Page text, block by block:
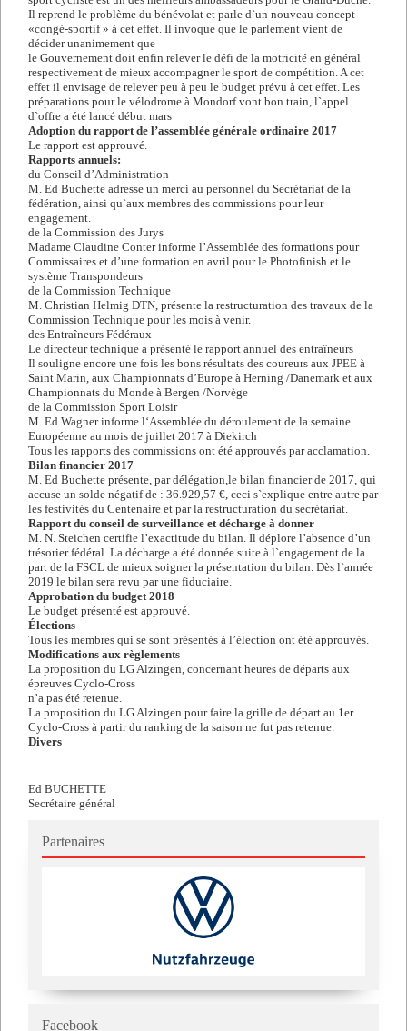
Il reprend le problème du bénévolat et parle d`un nouveau concept
«congé-sportif » à cet effet. Il invoque que le parlement vient de
décider unanimement que
le Gouvernement doit enfin relever le défi de la motricité en général
respectivement de mieux accompagner le sport de compétition. A cet
effet il envisage de relever peu à peu le budget prévu à cet effet. Les
préparations pour le vélodrome à Mondorf vont bon train, l`appel
d`offre a été lancé début mars
Adoption du rapport de l’assemblée générale ordinaire 2017
Le rapport est approuvé.
Rapports annuels:
du Conseil d’Administration
M. Ed Buchette adresse un merci au personnel du Secrétariat de la
fédération, ainsi qu`aux membres des commissions pour leur
engagement.
de la Commission des Jurys
Madame Claudine Conter informe l’Assemblée des formations pour
Commissaires et d’une formation en avril pour le Photofinish et le
système Transpondeurs
de la Commission Technique
M. Christian Helmig DTN, présente la restructuration des travaux de la
Commission Technique pour les mois à venir.
des Entraîneurs Fédéraux
Le directeur technique a présenté le rapport annuel des entraîneurs
Il souligne encore une fois les bons résultats des coureurs aux JPEE à
Saint Marin, aux Championnats d’Europe à Herning /Danemark et aux
Championnats du Monde à Bergen /Norvège
de la Commission Sport Loisir
M. Ed Wagner informe l‘Assemblée du déroulement de la semaine
Européenne au mois de juillet 2017 à Diekirch
Tous les rapports des commissions ont été approuvés par acclamation.
Bilan financier 2017
M. Ed Buchette présente, par délégation,le bilan financier de 2017, qui
accuse un solde négatif de : 36.929,57 €, ceci s`explique entre autre par
les festivités du Centenaire et par la restructuration du secrétariat.
Rapport du conseil de surveillance et décharge à donner
M. N. Steichen certifie l’exactitude du bilan. Il déplore l’absence d’un
trésorier fédéral. La décharge a été donnée suite à l`engagement de la
part de la FSCL de mieux soigner la présentation du bilan. Dès l`année
2019 le bilan sera revu par une fiduciaire.
Approbation du budget 2018
Le budget présenté est approuvé.
Élections
Tous les membres qui se sont présentés à l’élection ont été approuvés.
Modifications aux règlements
La proposition du LG Alzingen, concernant heures de départs aux
épreuves Cyclo-Cross
n’a pas été retenue.
La proposition du LG Alzingen pour faire la grille de départ au 1er
Cyclo-Cross à partir du ranking de la saison ne fut pas retenue.
Divers
Ed BUCHETTE
Secrétaire général
Partenaires
Facebook